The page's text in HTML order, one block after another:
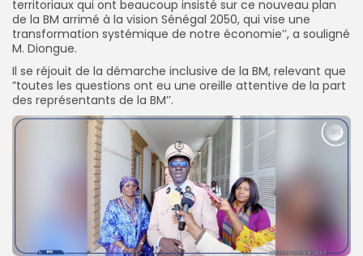
territoriaux qui ont beaucoup insisté sur ce nouveau plan
de la BM arrimé à la vision Sénégal 2050, qui vise une
transformation systémique de notre économie’’, a souligné
M. Diongue.
Il se réjouit de la démarche inclusive de la BM, relevant que
”toutes les questions ont eu une oreille attentive de la part
des représentants de la BM’’.